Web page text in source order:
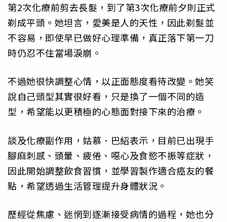
第2次化療前剪去長髮，到了第3次化療前夕則正式
剃成平頭。她坦言，愛美是人的天性，因此剃髮並
不容易，即使早已做好心理準備，真正落下第一刀
時仍忍不住當場淚崩。
不過她很快調整心情，以正面態度看待改變。她笑
說自己頭型其實很好看，只是換了一個不同的造
型，希望能以更積極的心態面對接下來的治療。
談及化療副作用，姑慕．巴紹表示，目前已出現手
腳麻刺感、頭暈、疲倦、噁心及食慾不振等症狀，
因此開始調整飲食習慣，並學習製作適合癌友的餐
點，希望透過生活管理提升身體狀況。
歷經從焦慮、迷惘到逐漸接受病情的過程，她也分